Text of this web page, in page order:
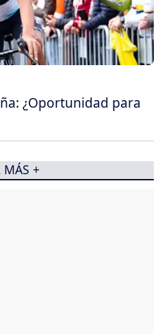
¿Oportunidad para
MÁS +